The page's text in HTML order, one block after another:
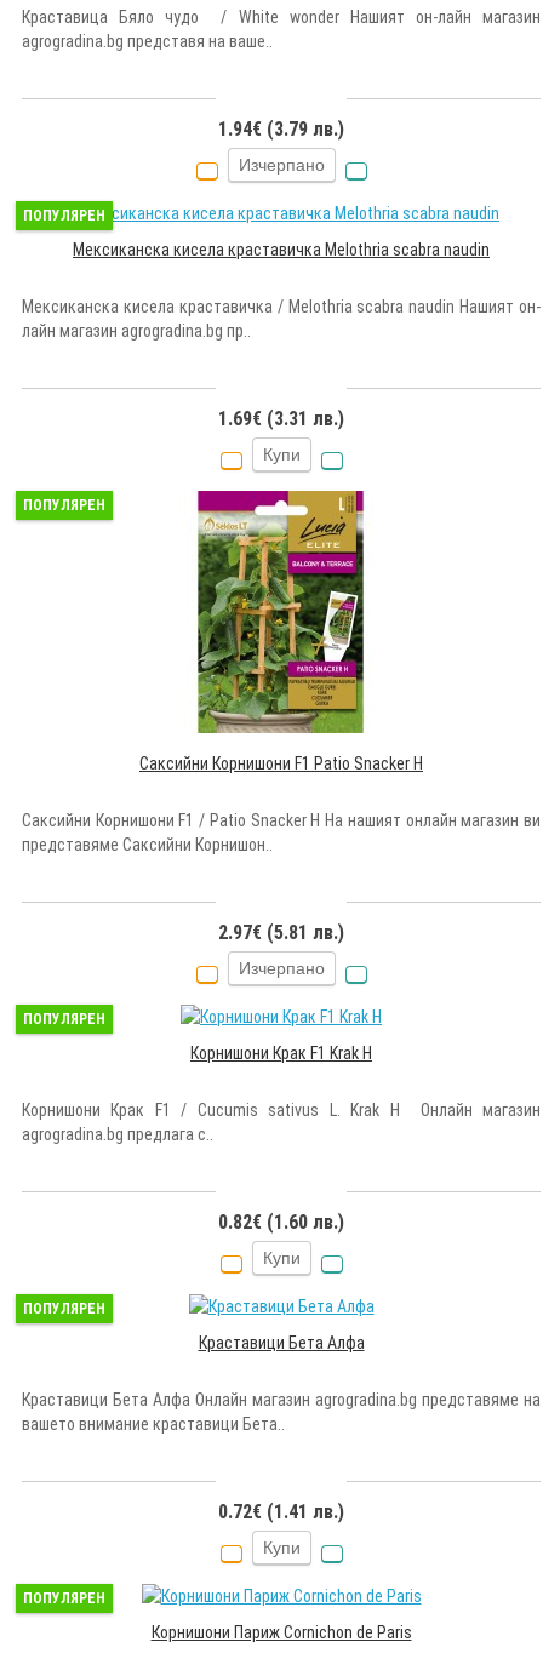
Краставица Бяло чудо / White wonder Нашият он-лайн магазин
agrogradina.bg представя на ваше..
1.94€ (3.79 лв.)
Изчерпано
ПОПУЛЯРЕН
Мексиканска кисела краставичка Melothria scabra naudin
Мексиканска кисела краставичка / Melothria scabra naudin Нашият он-
лайн магазин agrogradina.bg пр..
1.69€ (3.31 лв.)
Купи
ПОПУЛЯРЕН
Саксийни Корнишони F1 Patio Snacker H
Саксийни Корнишони F1 / Patio Snacker H На нашият онлайн магазин ви
представяме Саксийни Корнишон..
2.97€ (5.81 лв.)
Изчерпано
ПОПУЛЯРЕН
Корнишони Крак F1 Krak H
Корнишони Крак F1 / Cucumis sativus L. Krak H Онлайн магазин
agrogradina.bg предлага с..
0.82€ (1.60 лв.)
Купи
ПОПУЛЯРЕН
Краставици Бета Алфа
Краставици Бета Алфа Онлайн магазин agrogradina.bg представяме на
вашето внимание краставици Бета..
0.72€ (1.41 лв.)
Купи
ПОПУЛЯРЕН
Корнишони Париж Cornichon de Paris